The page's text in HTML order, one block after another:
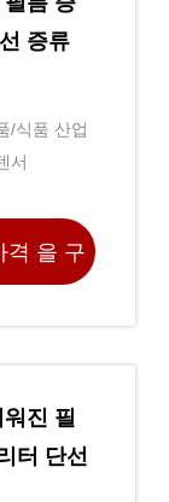
증류
품/식품 산업
: 콘덴서
격 을 구
진 필
터 단선